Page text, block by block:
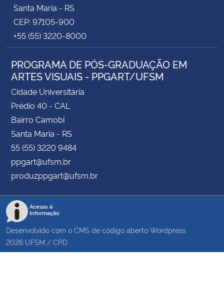
Santa Maria - RS
CEP: 97105-900
+55 (55) 3220-8000
PROGRAMA DE PÓS-GRADUAÇÃO EM
ARTES VISUAIS - PPGART/UFSM
Cidade Universitária
Prédio 40 - CAL
Bairro Camobi
Santa Maria - RS
55 (55) 3220 9484
ppgart@ufsm.br
produzppgart@ufsm.br
Acesso à
Informação
Desenvolvido com o CMS de código aberto Wordpress
2026 UFSM / CPD